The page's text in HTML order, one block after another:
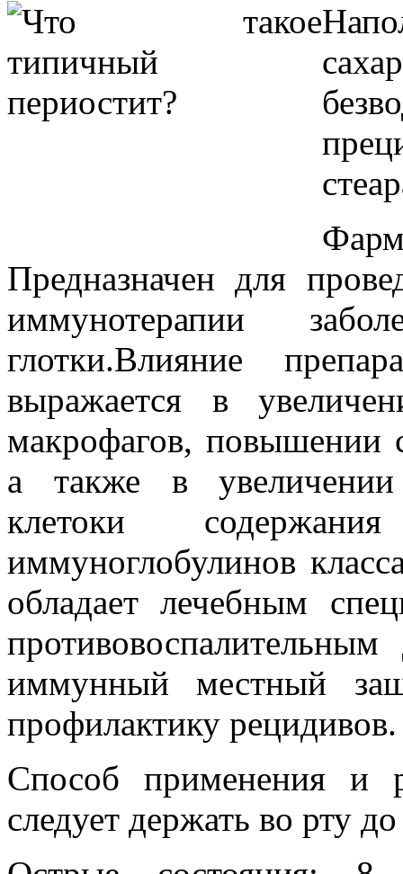
Предназначен для
иммунотерапии
глотки.Влияние
выражается в
макрофагов, повышении
а также в увеличении
клетоки
иммуноглобулинов
обладает лечебным
иммунный местный
профилактику рецидивов.
Способ применения и
следует держать во рту